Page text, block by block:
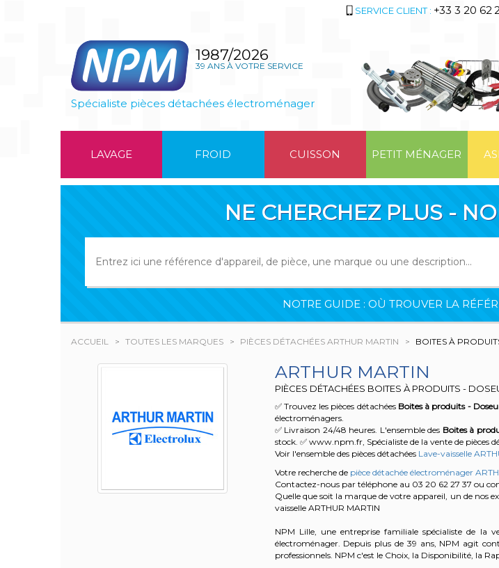
SERVICE CLIENT : +33 3 20 62
1987/2026
39 ANS À VOTRE SERVICE
Spécialiste pièces détachées électroménager
LAVAGE FROID CUISSON PETIT MÉNAGER
NE CHERCHEZ PLUS -
NOTRE GUIDE : OÙ TROUVER LA
ACCUEIL TOUTES LES MARQUES PIÈCES DÉTACHÉES ARTHUR MARTIN BOITES À
ARTHUR MARTIN
PIÈCES DÉTACHÉES BOITES À PRODUITS -
✅ Trouvez les pièces détachées Boites à produits -
électroménagers.
✅ Livraison 24/48 heures. L'ensemble des Boites à
stock. ✅ www.npm.fr, Spécialiste de la vente de pièces
Voir l'ensemble des pièces détachées Lave-vaisselle
Votre recherche de pièce détachée électroménager
Contactez-nous par téléphone au 03 20 62 27 37 ou
Quelle que soit la marque de votre appareil, un de nos
vaisselle ARTHUR MARTIN
NPM Lille, une entreprise familiale spécialiste de la
électroménager. Depuis plus de 39 ans, NPM agit
professionnels. NPM c'est le Choix, la Disponibilité, la